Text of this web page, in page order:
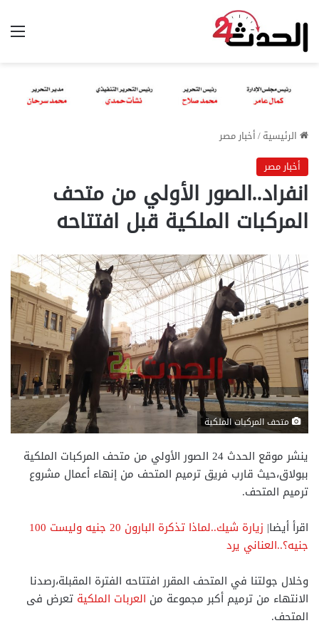
الرئيسية/أخبار مصر
أخبار مصر
انفراد..الصور الأولي من متحف
المركبات الملكية قبل افتتاحه
متحف المركبات الملكية
ينشر موقع الحدث 24 الصور الأولي من متحف المركبات الملكية
ببولاق،حيث قارب فريق ترميم المتحف من إنهاء أعمال مشروع
ترميم المتحف.
اقرأ أيضا|
زيارة شيك..لماذا تذكرة البارون 20 جنيه وليست 100
جنيه؟..العناني يرد
وخلال جولتنا في المتحف المقرر افتتاحه الفترة المقبلة،رصدنا
الانتهاء من ترميم أكبر مجموعة من العربات الملكية تعرض فى
المتحف.